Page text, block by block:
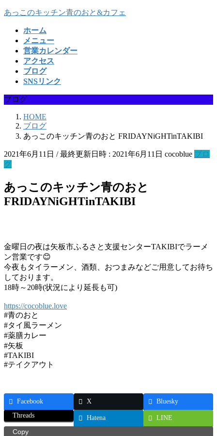
コ
ッ
プ
ナ
移
動
あっこのキッチン青のおと&カフェ
ホーム
メニュー
営業カレンダー
アクセス
ブログ
SNSリンク
ブログ
HOME
ブログ
あっこのキッチン青のおと FRIDAYNiGHTinTAKIBI
2021年6月11日 / 最終更新日時 : 2021年6月11日 cocoblue ブロ
グ
あっこのキッチン青のおと
FRIDAYNiGHTinTAKIBI
金曜日の夜は矢板市ふるさと支援センターTAKIBIでラーメ
ン営業です😊
今夜もタイラーメン、酒類、おつまみなどご用意してお待ち
しております。
18時～20時(状況により延長も可)
https://cocoblue.love
#青のおと
#タイ風ラーメン
#薬膳カレー
#矢板
#TAKIBI
#テイクアウト
Facebook X
Bluesky
Threads
Hatena
LINE
Copy